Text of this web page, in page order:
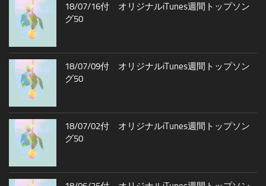
18/07/16付 オリジナルiTunes週間トップソン
グ50
18/07/09付 オリジナルiTunes週間トップソン
グ50
18/07/02付 オリジナルiTunes週間トップソン
グ50